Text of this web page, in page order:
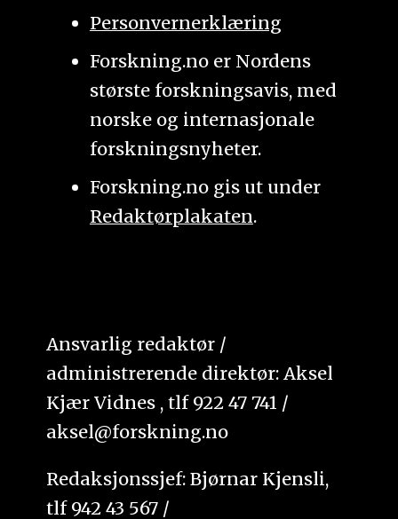
Personvernerklæring
Forskning.no er Nordens
største forskningsavis, med
norske og internasjonale
forskningsnyheter.
Forskning.no gis ut under
Redaktørplakaten.
Ansvarlig redaktør /
administrerende direktør: Aksel
Kjær Vidnes , tlf 922 47 741 /
aksel@forskning.no
Redaksjonssjef: Bjørnar Kjensli,
tlf 942 43 567 /